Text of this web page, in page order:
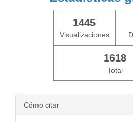
1445
Visualizaciones
1618
Total
Cómo citar